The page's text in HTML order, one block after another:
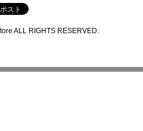
ALL RIGHTS RESERVED.